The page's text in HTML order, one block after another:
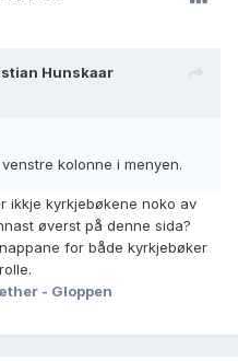
Hunskaar
kolonne i menyen.
ikkje kyrkjebøkene noko av
øverst på denne sida?
for både kyrkjebøker
- Gloppen